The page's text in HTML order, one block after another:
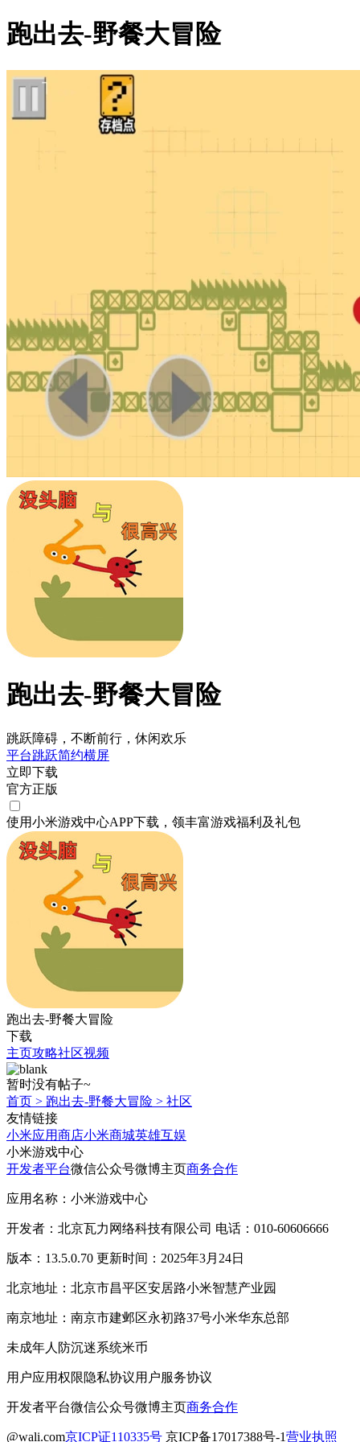
跑出去-野餐大冒险
跑出去-野餐大冒险
跳跃障碍，不断前行，休闲欢乐
平台跳跃简约横屏
立即下载
官方正版
使用小米游戏中心APP下载 ，领丰富游戏福利 及礼包
跑出去-野餐大冒险
下载
主页攻略社区视频
暂时没有帖子~
首页 > 跑出去-野餐大冒险 > 社区
友情链接
小米应用商店小米商城英雄互娱
小米游戏中心
开发者平台微信公众号微博主页商务合作
应用名称：小米游戏中心
开发者：北京瓦力网络科技有限公司 电话：010-60606666
版本：13.5.0.70 更新时间：2025年3月24日
北京地址：北京市昌平区安居路小米智慧产业园
南京地址：南京市建邺区永初路37号小米华东总部
未成年人防沉迷系统米币
用户应用权限隐私协议用户服务协议
开发者平台微信公众号微博主页商务合作
@wali.com京ICP证110335号 京ICP备17017388号-1营业执照